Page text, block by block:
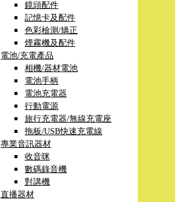
鏡頭配件
記憶卡及配件
色彩檢測/矯正
煙霧機及配件
電池/充電產品
相機/器材電池
電池手柄
電池充電器
行動電源
旅行充電器/無線充電座
拖板/USB快速充電線
專業音訊器材
收音咪
數碼錄音機
對講機
直播器材